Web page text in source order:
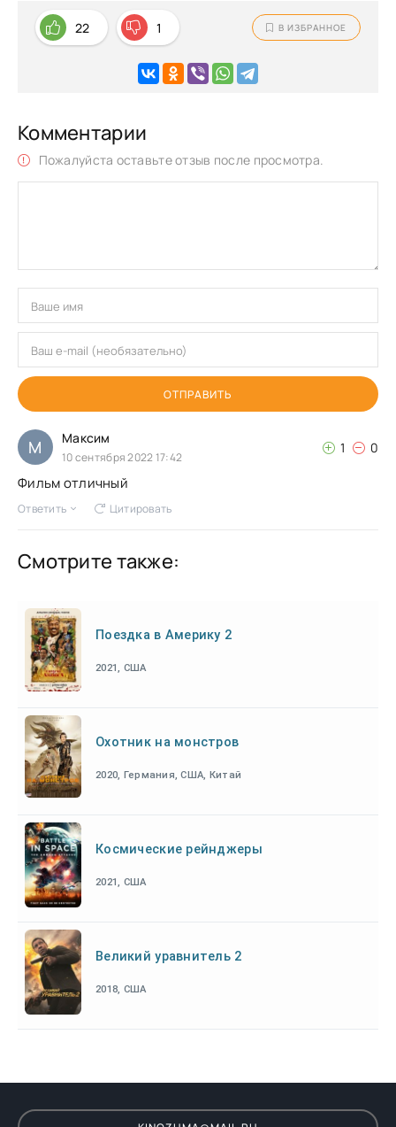
22 1 В ИЗБРАННОЕ
Комментарии
Пожалуйста оставьте отзыв после просмотра.
ОТПРАВИТЬ
М Максим
10 сентября 2022 17:42
1 0
Фильм отличный
Ответить Цитировать
Смотрите также:
Поездка в Америку 2
2021, США
Охотник на монстров
2020, Германия, США, Китай
Космические рейнджеры
2021, США
Великий уравнитель 2
2018, США